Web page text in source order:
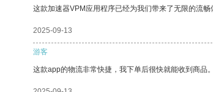
这款加速器VPM应用程序已经为我们带来了无限的流畅
2025-09-13
游客
这款app的物流非常快捷，我下单后很快就能收到商品。